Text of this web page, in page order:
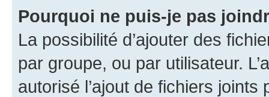
Pourquoi ne puis-je pas
La possibilité d’ajouter des
par groupe, ou par utilisateur.
autorisé l’ajout de fichiers